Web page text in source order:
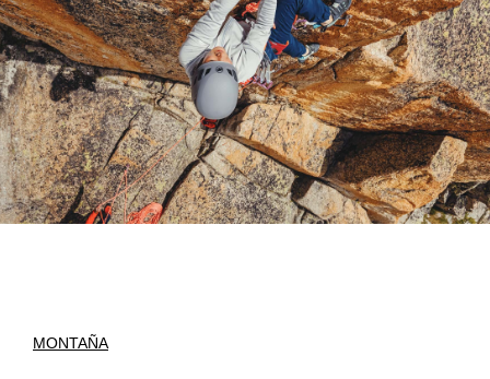
MONTAÑA